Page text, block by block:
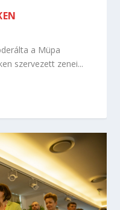
a Müpa
szervezett zenei...